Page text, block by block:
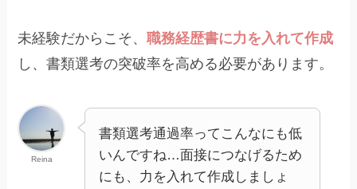
未経験だからこそ、職務経歴書に力を入れて作成
し、書類選考の突破率を高める必要があります。
Reina
書類選考通過率ってこんなにも低
いんですね…面接につなげるため
にも、力を入れて作成しましょ